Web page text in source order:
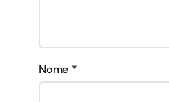
Nome *